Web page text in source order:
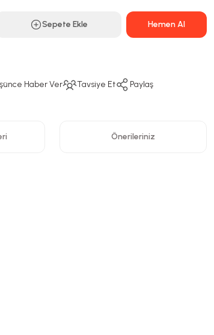
Sepete Ekle Hemen Al
Haber Ver Tavsiye Et Paylaş
Önerileriniz